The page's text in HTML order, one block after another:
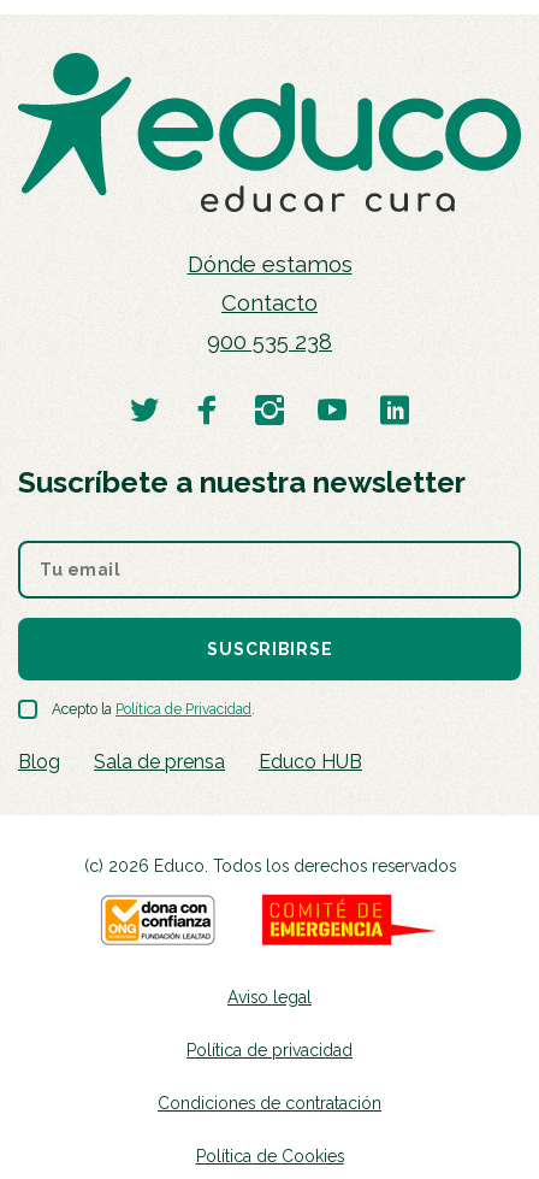
Dónde estamos
Contacto
900 535 238
Suscríbete a nuestra newsletter
SUSCRIBIRSE
Acepto la Política de Privacidad.
Blog Sala de prensa Educo HUB
(c) 2026 Educo. Todos los derechos reservados
Aviso legal
Política de privacidad
Condiciones de contratación
Política de Cookies